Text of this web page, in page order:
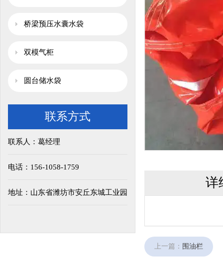
桥梁预压水囊水袋
双模气柜
圆台储水袋
联系方式
联系人：葛经理
电话：156-1058-1759
地址：山东省潍坊市安丘东城工业园
详
上一篇： 围油栏